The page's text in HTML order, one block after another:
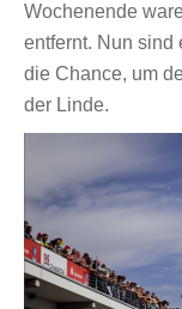
Wochenende
entfernt. Nun sind
die Chance, um
der Linde.